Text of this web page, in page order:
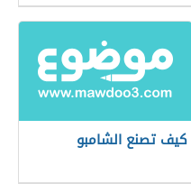
كيف تصنع الشامبو